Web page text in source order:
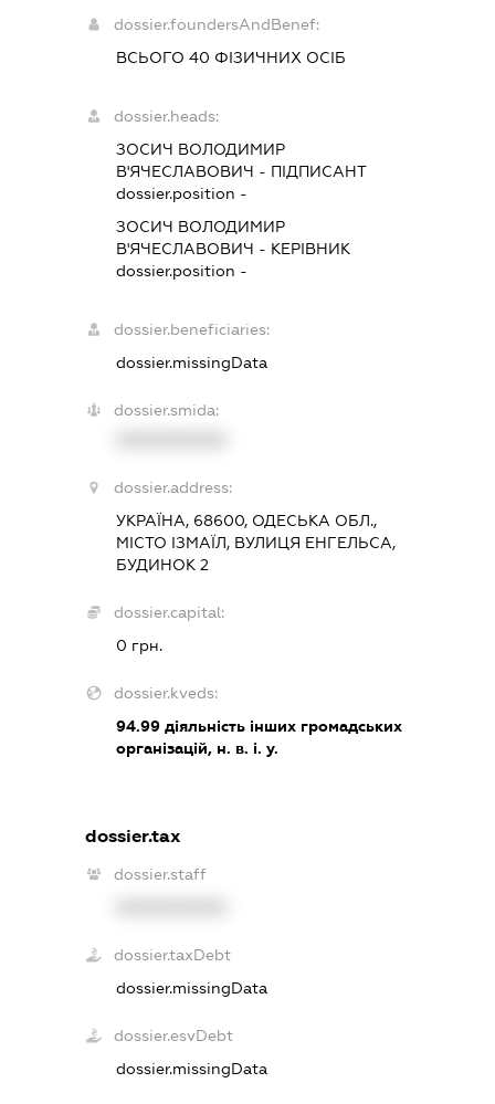
dossier.foundersAndBenef:
ВСЬОГО 40 ФІЗИЧНИХ ОСІБ
dossier.heads:
ЗОСИЧ ВОЛОДИМИР
В'ЯЧЕСЛАВОВИЧ - ПІДПИСАНТ
dossier.position -
ЗОСИЧ ВОЛОДИМИР
В'ЯЧЕСЛАВОВИЧ - КЕРІВНИК
dossier.position -
dossier.beneficiaries:
dossier.missingData
dossier.smida:
dossier.address:
УКРАЇНА, 68600, ОДЕСЬКА ОБЛ.,
МІСТО ІЗМАЇЛ, ВУЛИЦЯ ЕНГЕЛЬСА,
БУДИНОК 2
dossier.capital:
0 грн.
dossier.kveds:
94.99 діяльність інших громадських
організацій, н. в. і. у.
dossier.tax
dossier.staff
dossier.taxDebt
dossier.missingData
dossier.esvDebt
dossier.missingData